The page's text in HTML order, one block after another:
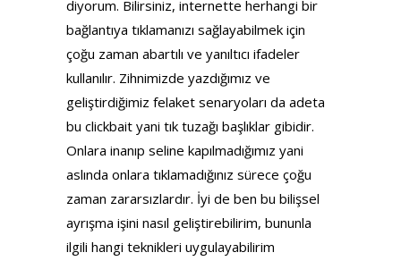
diyorum. Bilirsiniz, internette herhangi bir
bağlantıya tıklamanızı sağlayabilmek için
çoğu zaman abartılı ve yanıltıcı ifadeler
kullanılır. Zihnimizde yazdığımız ve
geliştirdiğimiz felaket senaryoları da adeta
bu clickbait yani tık tuzağı başlıklar gibidir.
Onlara inanıp seline kapılmadığımız yani
aslında onlara tıklamadığınız sürece çoğu
zaman zararsızlardır. İyi de ben bu bilişsel
ayrışma işini nasıl geliştirebilirim, bununla
ilgili hangi teknikleri uygulayabilirim